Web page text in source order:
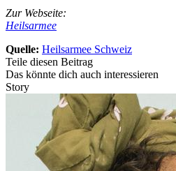
Zur Webseite:
Heilsarmee
Quelle: Heilsarmee Schweiz
Teile diesen Beitrag
Das könnte dich auch interessieren
Story